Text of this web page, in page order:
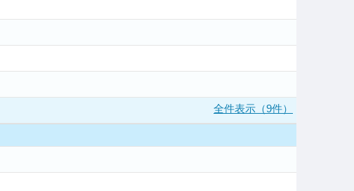
全件表示（9件）